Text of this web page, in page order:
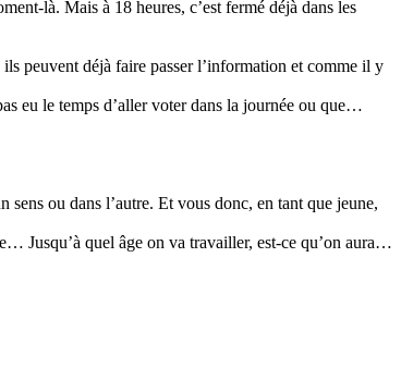
là. Mais à 18 heures, c’est fermé déjà dans les
peuvent déjà faire passer l’information et comme il y
eu le temps d’aller voter dans la journée ou que…
ou dans l’autre. Et vous donc, en tant que jeune,
Jusqu’à quel âge on va travailler, est-ce qu’on aura…